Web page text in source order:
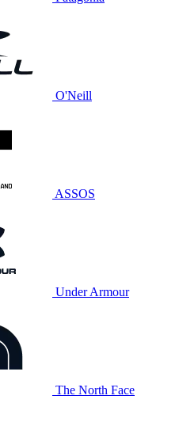
O'Neill
ASSOS
Under Armour
The North Face